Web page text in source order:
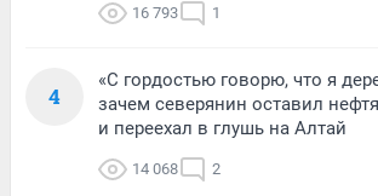
16 793 1
4
«С гордостью говорю, что я
зачем северянин оставил
и переехал в глушь на Алтай
14 068 2